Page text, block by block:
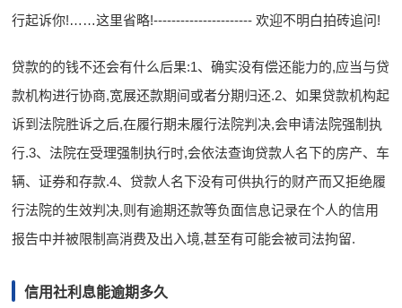
行起诉你!……这里省略!---------------------- 欢迎不明白拍砖追问!
贷款的的钱不还会有什么后果:1、确实没有偿还能力的,应当与贷
款机构进行协商,宽展还款期间或者分期归还.2、如果贷款机构起
诉到法院胜诉之后,在履行期未履行法院判决,会申请法院强制执
行.3、法院在受理强制执行时,会依法查询贷款人名下的房产、车
辆、证券和存款.4、贷款人名下没有可供执行的财产而又拒绝履
行法院的生效判决,则有逾期还款等负面信息记录在个人的信用
报告中并被限制高消费及出入境,甚至有可能会被司法拘留.
信用社利息能逾期多久